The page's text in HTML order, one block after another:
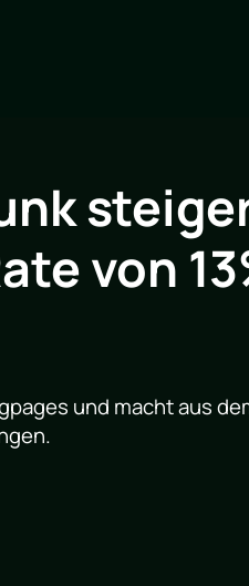
von
und macht aus